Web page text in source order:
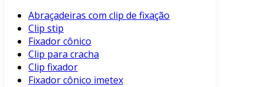
Abraçadeiras com clip de fixação
Clip stip
Fixador cônico
Clip para cracha
Clip fixador
Fixador cônico imetex